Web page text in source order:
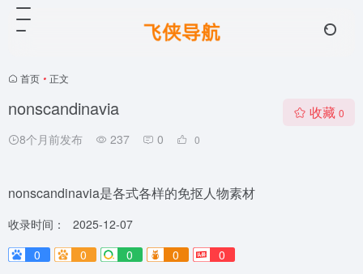
首页 • 正文
nonscandinavia
8个月前发布 237 0 0
收藏 0
nonscandinavia是各式各样的免抠人物素材
收录时间：
2025-12-07
0
0 0 0 0